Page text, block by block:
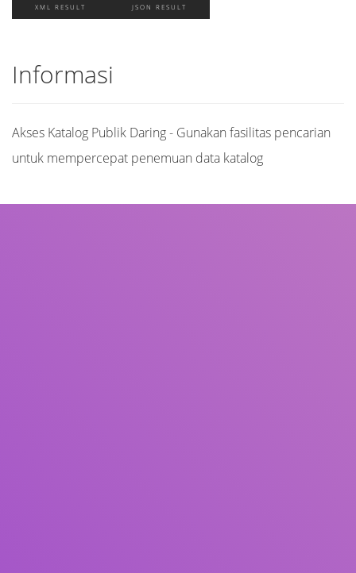
XML RESULT JSON RESULT
Informasi
Akses Katalog Publik Daring - Gunakan fasilitas pencarian
untuk mempercepat penemuan data katalog